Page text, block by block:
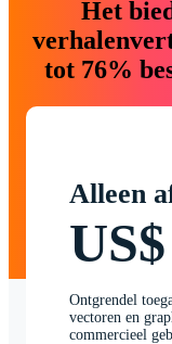
Het
tot 76%
Alleen
Ontgrendel
vectoren en
commercieel